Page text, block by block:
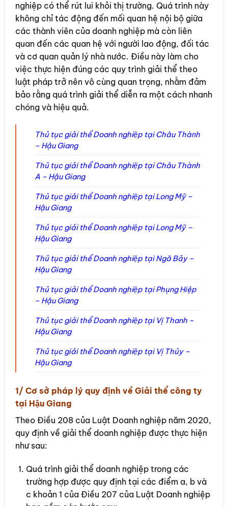
nghiệp có thể rút lui khỏi thị trường. Quá trình này
không chỉ tác động đến mối quan hệ nội bộ giữa
các thành viên của doanh nghiệp mà còn liên
quan đến các quan hệ với người lao động, đối tác
và cơ quan quản lý nhà nước. Điều này làm cho
việc thực hiện đúng các quy trình giải thể theo
luật pháp trở nên vô cùng quan trọng, nhằm đảm
bảo rằng quá trình giải thể diễn ra một cách nhanh
chóng và hiệu quả.
Thủ tục giải thể Doanh nghiệp tại Châu Thành
– Hậu Giang
Thủ tục giải thể Doanh nghiệp tại Châu Thành
A – Hậu Giang
Thủ tục giải thể Doanh nghiệp tại Long Mỹ –
Hậu Giang
Thủ tục giải thể Doanh nghiệp tại Long Mỹ –
Hậu Giang
Thủ tục giải thể Doanh nghiệp tại Ngã Bảy –
Hậu Giang
Thủ tục giải thể Doanh nghiệp tại Phụng Hiệp
– Hậu Giang
Thủ tục giải thể Doanh nghiệp tại Vị Thanh –
Hậu Giang
Thủ tục giải thể Doanh nghiệp tại Vị Thủy –
Hậu Giang
1/ Cơ sở pháp lý quy định về Giải thể công ty
tại Hậu Giang
Theo Điều 208 của Luật Doanh nghiệp năm 2020,
quy định về giải thể doanh nghiệp được thực hiện
như sau:
Quá trình giải thể doanh nghiệp trong các
trường hợp được quy định tại các điểm a, b và
c khoản 1 của Điều 207 của Luật Doanh nghiệp